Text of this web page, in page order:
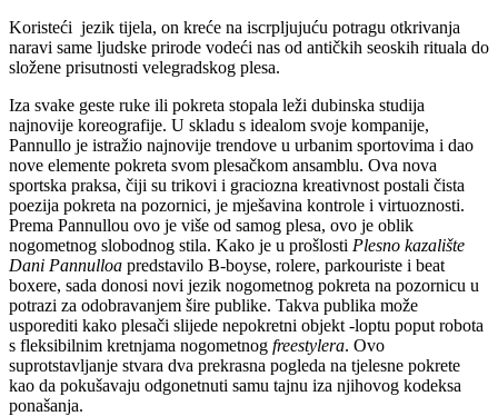
Koristeći jezik tijela, on kreće na iscrpljujuću potragu otkrivanja
naravi same ljudske prirode vodeći nas od antičkih seoskih rituala do
složene prisutnosti velegradskog plesa.
Iza svake geste ruke ili pokreta stopala leži dubinska studija
najnovije koreografije. U skladu s idealom svoje kompanije,
Pannullo je istražio najnovije trendove u urbanim sportovima i dao
nove elemente pokreta svom plesačkom ansamblu. Ova nova
sportska praksa, čiji su trikovi i graciozna kreativnost postali čista
poezija pokreta na pozornici, je mješavina kontrole i virtuoznosti.
Prema Pannullou ovo je više od samog plesa, ovo je oblik
nogometnog slobodnog stila. Kako je u prošlosti Plesno kazalište
Dani Pannulloa predstavilo B-boyse, rolere, parkouriste i beat
boxere, sada donosi novi jezik nogometnog pokreta na pozornicu u
potrazi za odobravanjem šire publike. Takva publika može
usporediti kako plesači slijede nepokretni objekt -loptu poput robota
s fleksibilnim kretnjama nogometnog freestylera. Ovo
suprotstavljanje stvara dva prekrasna pogleda na tjelesne pokrete
kao da pokušavaju odgonetnuti samu tajnu iza njihovog kodeksa
ponašanja.